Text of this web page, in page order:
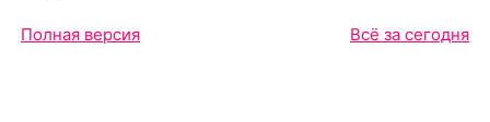
Полная версия Всё за сегодня